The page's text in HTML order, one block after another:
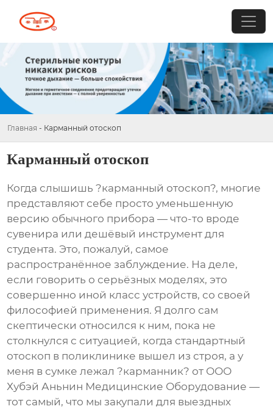
Главная - Карманный отоскоп
Карманный отоскоп
Когда слышишь ?карманный отоскоп?, многие
представляют себе просто уменьшенную
версию обычного прибора — что-то вроде
сувенира или дешёвый инструмент для
студента. Это, пожалуй, самое
распространённое заблуждение. На деле,
если говорить о серьёзных моделях, это
совершенно иной класс устройств, со своей
философией применения. Я долго сам
скептически относился к ним, пока не
столкнулся с ситуацией, когда стандартный
отоскоп в поликлинике вышел из строя, а у
меня в сумке лежал ?карманник? от ООО
Хубэй Аньнин Медицинские Оборудование —
тот самый, что мы закупали для выездных